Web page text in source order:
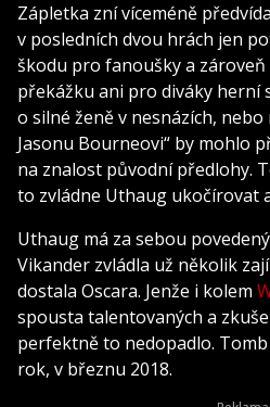
Zápletka zní víceméně
v posledních dvou hrách jen
škodu pro fanoušky a
překážku ani pro diváky herní
o silné ženě v nesnázích,
Jasonu Bourneovi“ by mohlo
na znalost původní předlohy.
to zvládne Uthaug ukočírovat
Uthaug má za sebou povedený
Vikander zvládla už několik
dostala Oscara. Jenže i kolem
spousta talentovaných a
perfektně to nedopadlo.
rok, v březnu 2018.